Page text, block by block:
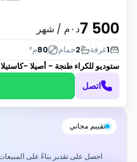
7 500د٠م / شهر
1غرفة 2حمام 80م²
ستوديو للكراء طنجة - أصيلا -كاستيلا
اتصل
تقييم مجاني
احصل على تقدير بناءً على